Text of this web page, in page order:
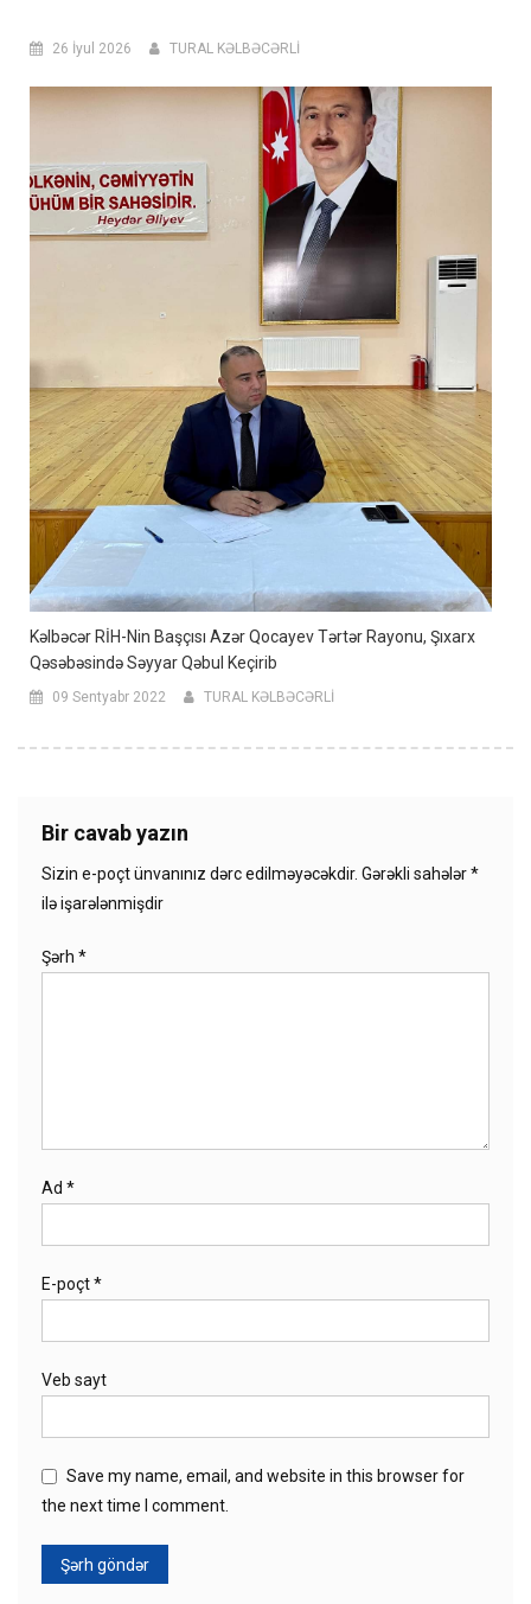
26 İyul 2026 TURAL KƏLBƏCƏRLİ
Kəlbəcər RİH-Nin Başçısı Azər Qocayev Tərtər Rayonu, Şıxarx
Qəsəbəsində Səyyar Qəbul Keçirib
09 Sentyabr 2022 TURAL KƏLBƏCƏRLİ
Bir cavab yazın
Sizin e-poçt ünvanınız dərc edilməyəcəkdir. Gərəkli sahələr*
ilə işarələnmişdir
Şərh *
Ad *
E-poçt*
Veb sayt
Save my name, email, and website in this browser for
the next time I comment.